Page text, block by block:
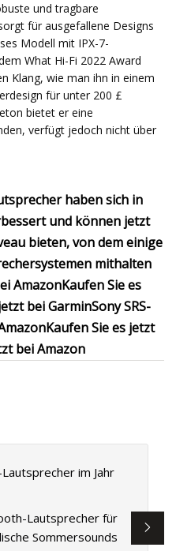
und tragbare
für ausgefallene Designs
Modell mit IPX-7-
What Hi-Fi 2022 Award
Klang, wie man ihn in einem
für unter 200 £
bietet er eine
verfügt jedoch nicht über
haben sich in
und können jetzt
bieten, von dem einige
mithalten
AmazonKaufen Sie es
bei GarminSony SRS-
Kaufen Sie es jetzt
bei Amazon
im Jahr
Lautsprecher für
Sommersounds